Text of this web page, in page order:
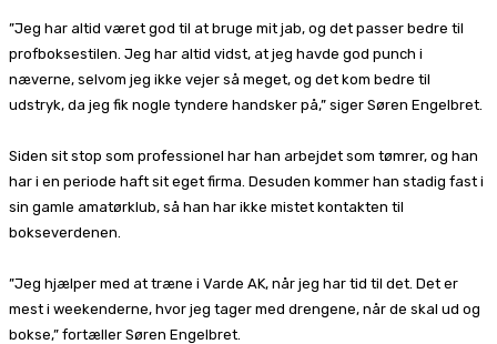
”Jeg har altid været god til at bruge mit jab, og det passer bedre til
profboksestilen. Jeg har altid vidst, at jeg havde god punch i
næverne, selvom jeg ikke vejer så meget, og det kom bedre til
udstryk, da jeg fik nogle tyndere handsker på,” siger Søren Engelbret.
Siden sit stop som professionel har han arbejdet som tømrer, og han
har i en periode haft sit eget firma. Desuden kommer han stadig fast i
sin gamle amatørklub, så han har ikke mistet kontakten til
bokseverdenen.
”Jeg hjælper med at træne i Varde AK, når jeg har tid til det. Det er
mest i weekenderne, hvor jeg tager med drengene, når de skal ud og
bokse,” fortæller Søren Engelbret.